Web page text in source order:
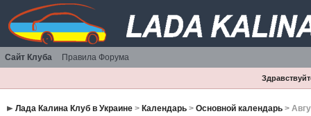
Сайт Клуба Правила Форума
Лада Калина Клуб в Украине> Календарь> Основной календарь>